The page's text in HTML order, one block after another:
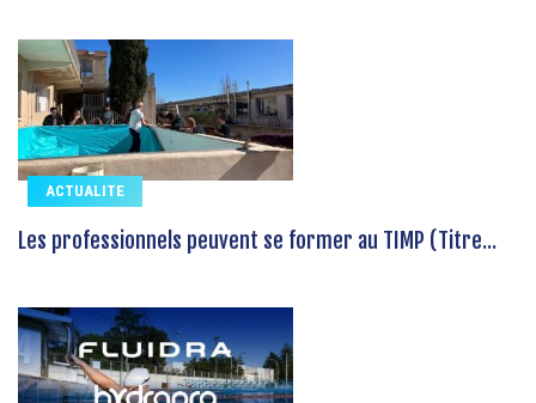
ACTUALITE
Les professionnels peuvent se former au TIMP (Titre...